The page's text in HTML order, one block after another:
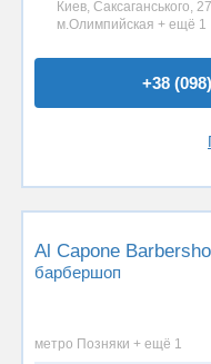
Киев, Саксаганського, 27
м.Олимпийская + ещё 1
+38
Al Capone
барбершоп
метро Позняки + ещё 1